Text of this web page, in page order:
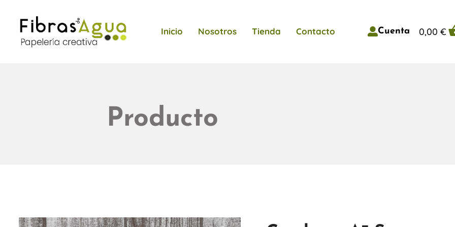
Inicio Nosotros Tienda Contacto Cuenta 0,00 €
Producto